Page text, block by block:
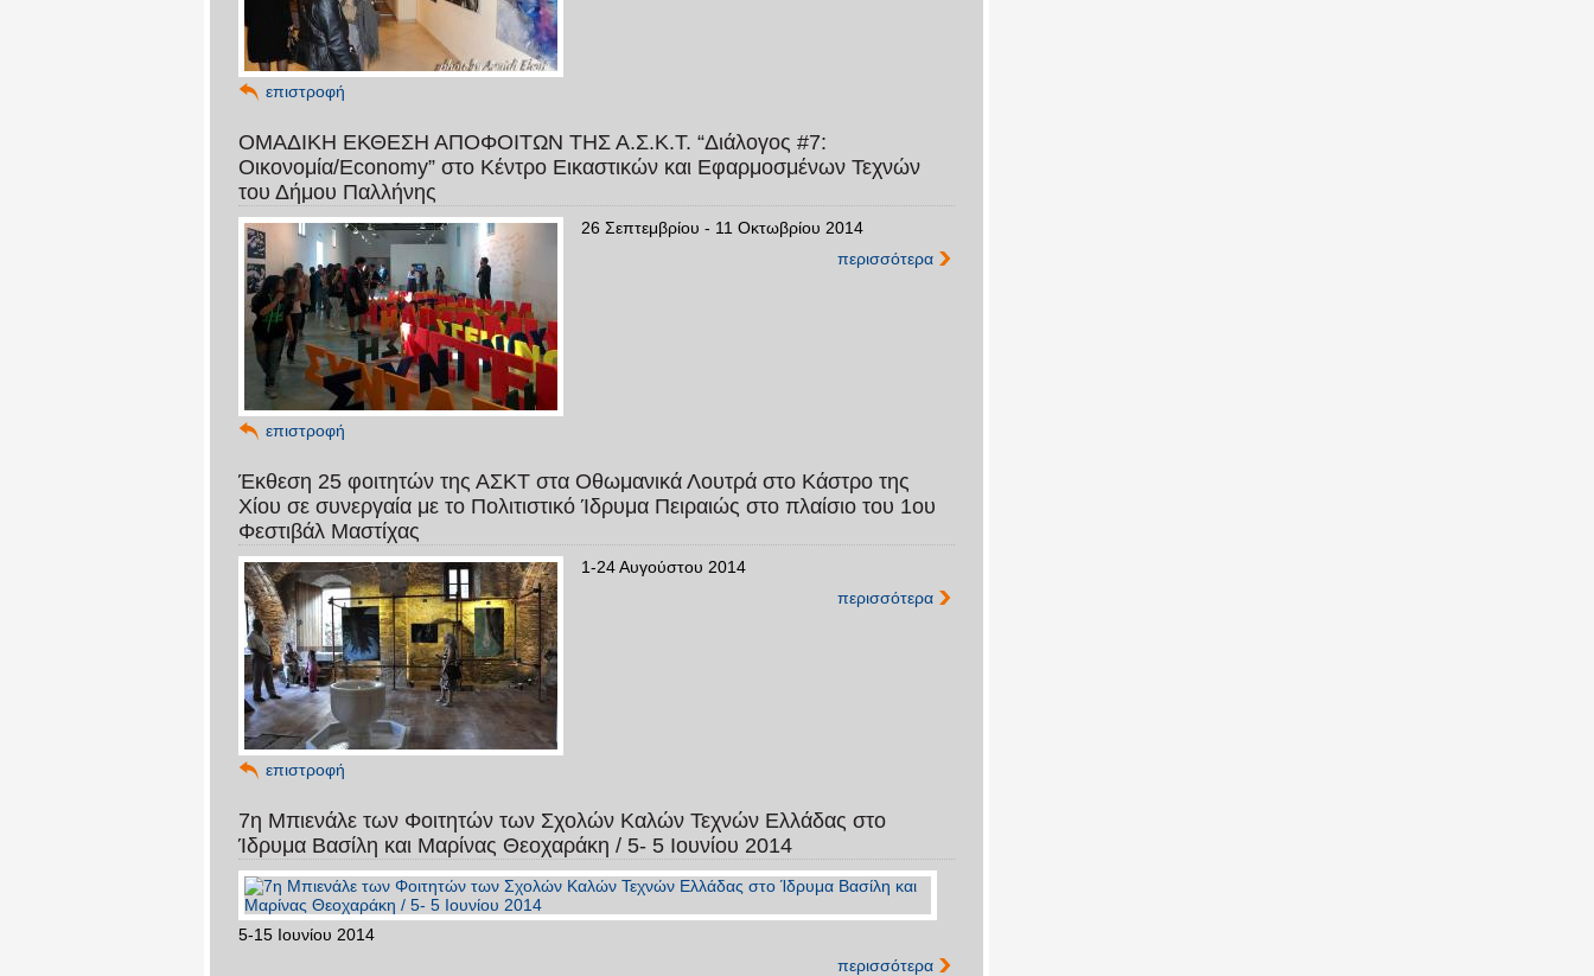
επιστροφή
ΟΜΑΔΙΚΗ ΕΚΘΕΣΗ ΑΠΟΦΟΙΤΩΝ ΤΗΣ Α.Σ.Κ.Τ. “Διάλογος #7:
Οικονομία/Economy” στο Κέντρο Εικαστικών και Εφαρμοσμένων Τεχνών
του Δήμου Παλλήνης
26 Σεπτεμβρίου - 11 Οκτωβρίου 2014
περισσότερα
επιστροφή
Έκθεση 25 φοιτητών της ΑΣΚΤ στα Οθωμανικά Λουτρά στο Κάστρο της
Χίου σε συνεργαία με το Πολιτιστικό Ίδρυμα Πειραιώς στο πλαίσιο του 1ου
Φεστιβάλ Μαστίχας
1-24 Αυγούστου 2014
περισσότερα
επιστροφή
7η Μπιενάλε των Φοιτητών των Σχολών Καλών Τεχνών Ελλάδας στο
Ίδρυμα Βασίλη και Μαρίνας Θεοχαράκη / 5- 5 Ιουνίου 2014
5-15 Ιουνίου 2014
περισσότερα